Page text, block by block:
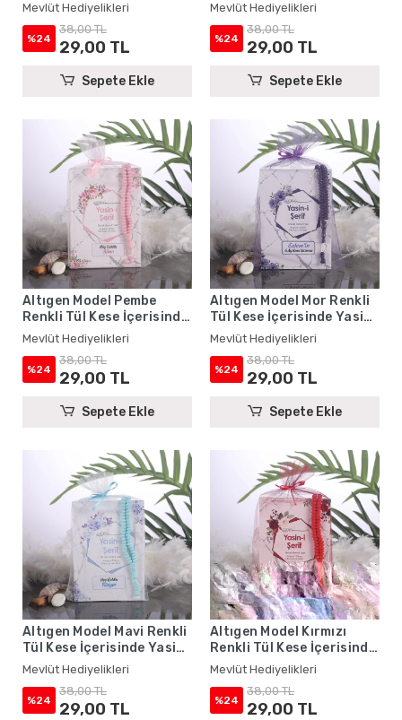
Hediyelikleri
Mevlüt Hediyelikleri
%24
38,00 TL
29,00 TL
Sepete Ekle
Mevlüt Hediyelikleri
Mevlüt Hediyelikleri
%24
38,00 TL
29,00 TL
Sepete Ekle
Altıgen Model Pembe
Renkli Tül Kese İçerisinde
Yasin Kitabı ve Tesbih -
Mevlüt Hediyelikleri
Mevlüt Hediyelikleri
%24
38,00 TL
29,00 TL
Sepete Ekle
Altıgen Model Mor Renkli
Tül Kese İçerisinde Yasin
Kitabı ve Tesbih - Mevlüt
Hediyelikleri
Mevlüt Hediyelikleri
%24
38,00 TL
29,00 TL
Sepete Ekle
Altıgen Model Mavi Renkli
Tül Kese İçerisinde Yasin
Kitabı ve Tesbih - Mevlüt
Hediyelikleri
Mevlüt Hediyelikleri
%24
38,00 TL
29,00 TL
Altıgen Model Kırmızı
Renkli Tül Kese İçerisinde
Yasin Kitabı ve Tesbih -
Mevlüt Hediyelikleri
Mevlüt Hediyelikleri
%24
38,00 TL
29,00 TL